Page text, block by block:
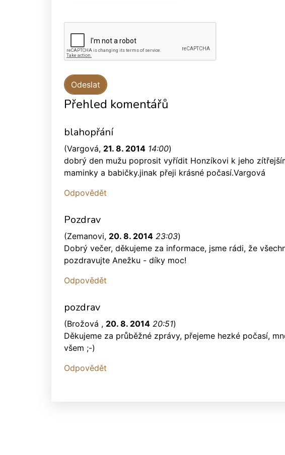
Přehled komentářů
blahopřání
(Vargová, 21. 8. 2014 14:00)
dobrý den mužu poprosit vyřídit Honzíkovi k jeho
maminky a babičky.jinak přeji krásné počasí.Vargová
Odpovědět
Pozdrav
(Zemanovi, 20. 8. 2014 23:03)
Dobrý večer, děkujeme za informace, jsme rádi, že
pozdravujte Anežku - díky moc!
Odpovědět
pozdrav
(Brožová , 20. 8. 2014 20:51)
Děkujeme za průběžné zprávy, přejeme hezké počasí,
všem ;-)
Odpovědět